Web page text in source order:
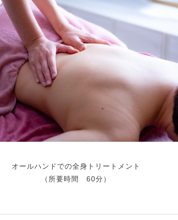
オールハンドでの全身トリートメント
（所要時間 60分）